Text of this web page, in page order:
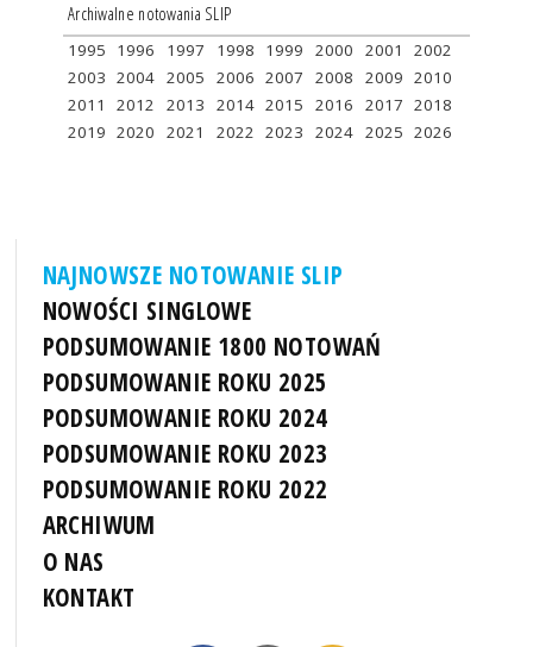
Archiwalne notowania SLIP
1995 1996 1997 1998 1999 2000 2001
2002
2003 2004 2005 2006 2007 2008 2009 2010
2011
2012 2013 2014 2015 2016 2017 2018
2019 2020 2021 2022 2023 2024 2025 2026
NAJNOWSZE NOTOWANIE SLIP
NOWOŚCI SINGLOWE
PODSUMOWANIE 1800 NOTOWAŃ
PODSUMOWANIE ROKU 2025
PODSUMOWANIE ROKU 2024
PODSUMOWANIE ROKU 2023
PODSUMOWANIE ROKU 2022
ARCHIWUM
O NAS
KONTAKT